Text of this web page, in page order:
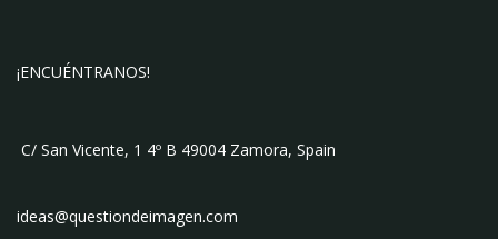
¡ENCUÉNTRANOS!
C/ San Vicente, 1 4º B 49004 Zamora, Spain
ideas@questiondeimagen.com